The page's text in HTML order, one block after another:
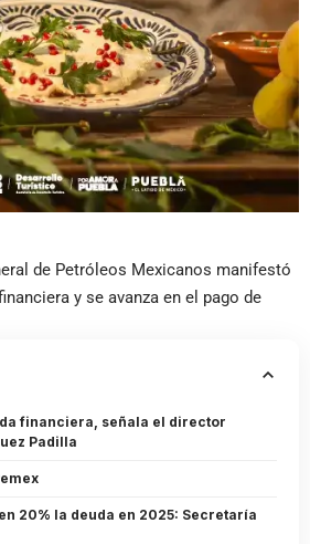
de Petróleos Mexicanos manifestó
y se avanza en el pago de
financiera, señala el director
Padilla
20% la deuda en 2025: Secretaría